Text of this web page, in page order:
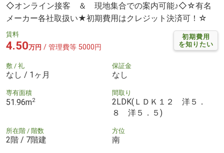
◇オンライン接客 ＆ 現地集合での案内可能♪◇☆有名
メーカー各社取扱い★初期費用はクレジット決済可！☆
初期費用
を知りたい
賃料
4.50万円 / 管理費等 5000円
敷 / 礼
なし / 1ヶ月
保証金
なし
専有面積
51.96m2
間取り
2LDK(ＬＤＫ１２ 洋５．
８ 洋５．５)
所在階 / 階数
2階 / 7階建
方位
南